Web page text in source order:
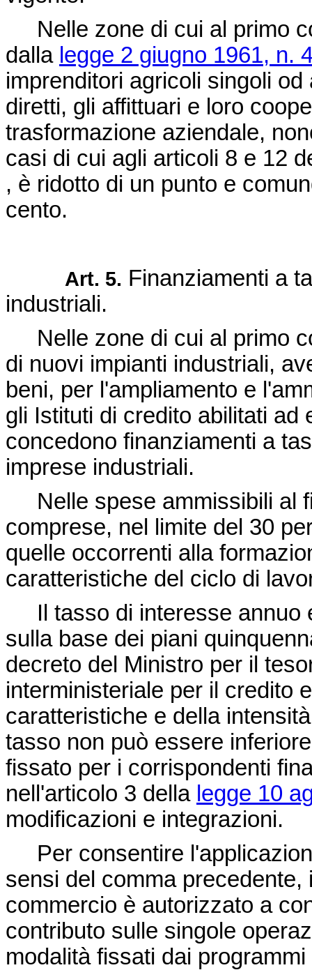
Nelle zone di cui al primo
dalla legge 2 giugno 1961, n.
imprenditori agricoli singoli
diretti, gli affittuari e loro
trasformazione aziendale,
casi di cui agli articoli 8 e 12
, è ridotto di un punto e
cento.
Art. 5. Finanziamenti a
industriali.
Nelle zone di cui al primo
di nuovi impianti industriali,
beni, per l'ampliamento e
gli Istituti di credito abilitati ad
concedono finanziamenti a
imprese industriali.
Nelle spese ammissibili al
comprese, nel limite del 30
quelle occorrenti alla
caratteristiche del ciclo di
Il tasso di interesse annuo
sulla base dei piani
decreto del Ministro per il
interministeriale per il credito
caratteristiche e della
tasso non può essere
fissato per i corrispondenti
nell'articolo 3 della legge 10
modificazioni e integrazioni.
Per consentire
sensi del comma
commercio è autorizzato a
contributo sulle singole
modalità fissati dai